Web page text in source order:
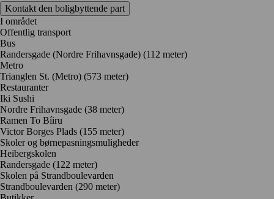
Kontakt den boligbyttende part
I området
Offentlig transport
Bus
Randersgade (Nordre Frihavnsgade) (112 meter)
Metro
Trianglen St. (Metro) (573 meter)
Restauranter
Iki Sushi
Nordre Frihavnsgade (38 meter)
Ramen To Bíiru
Victor Borges Plads (155 meter)
Skoler og børnepasningsmuligheder
Heibergskolen
Randersgade (122 meter)
Skolen på Strandboulevarden
Strandboulevarden (290 meter)